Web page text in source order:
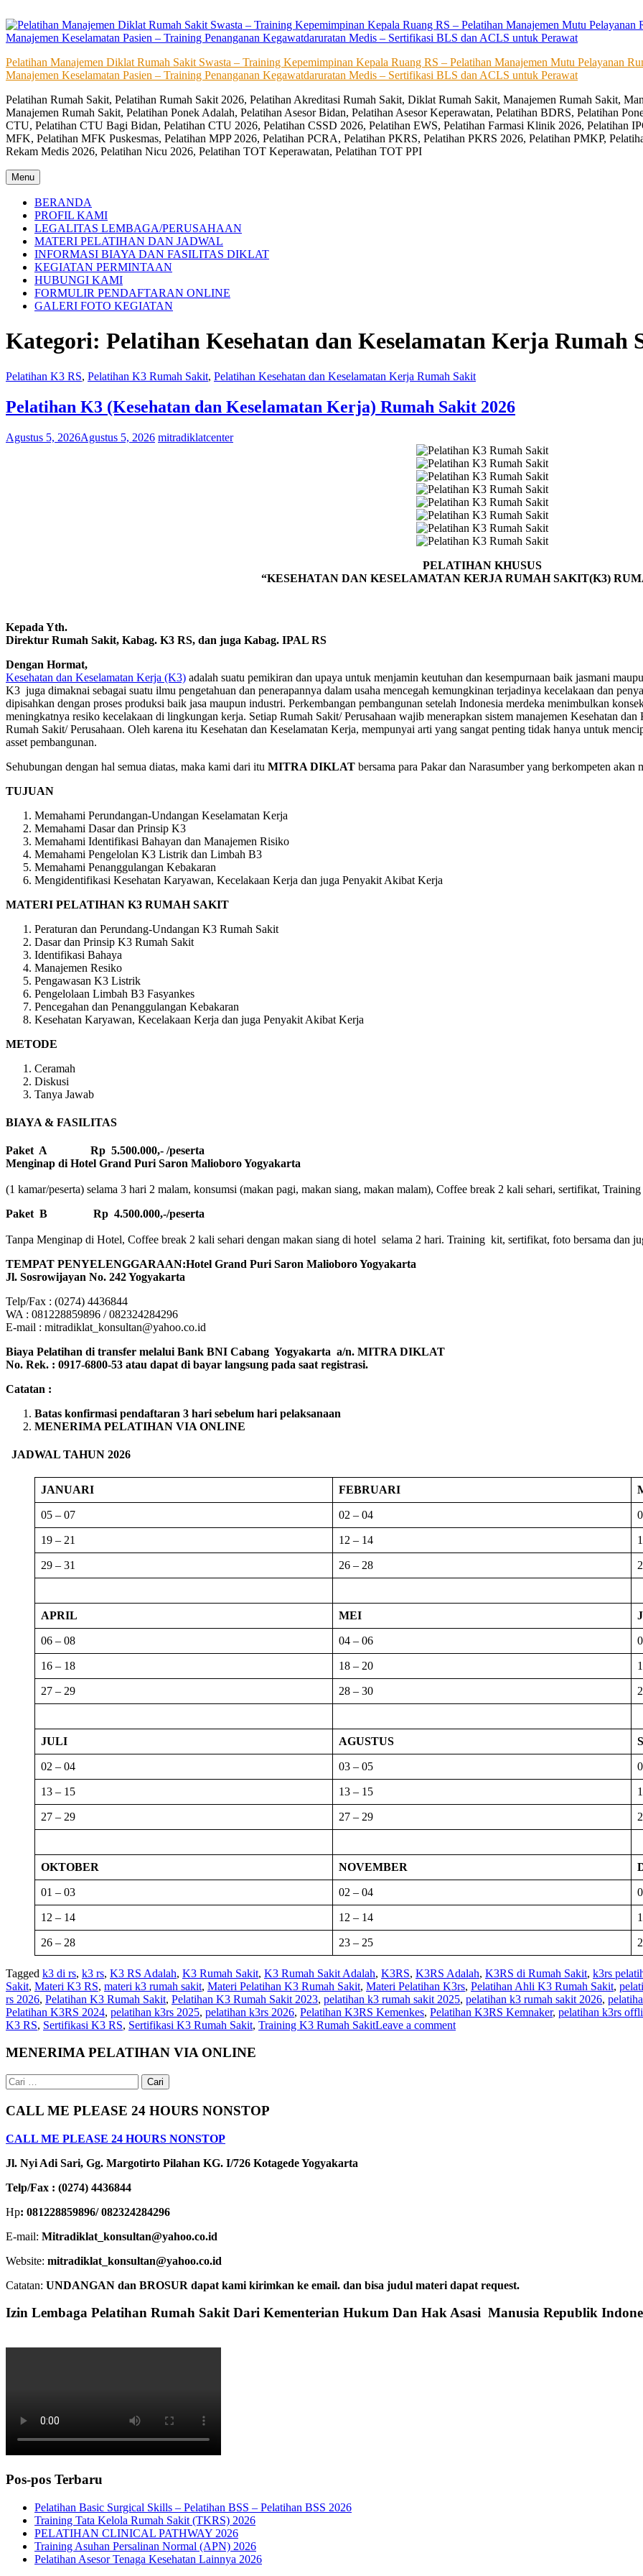
to
content
Pelatihan Manajemen Diklat Rumah Sakit Swasta – Training Kepemimpinan Kepala Ruang RS – Pelatihan Manajemen Mutu Pelayanan
Manajemen Keselamatan Pasien – Training Penanganan Kegawatdaruratan Medis – Sertifikasi BLS dan ACLS untuk Perawat
Pelatihan Rumah Sakit, Pelatihan Rumah Sakit 2026, Pelatihan Akreditasi Rumah Sakit, Diklat Rumah Sakit, Manajemen Rumah Sakit,
Manajemen Rumah Sakit, Pelatihan Ponek Adalah, Pelatihan Asesor Bidan, Pelatihan Asesor Keperawatan, Pelatihan BDRS, Pelatihan
CTU, Pelatihan CTU Bagi Bidan, Pelatihan CTU 2026, Pelatihan CSSD 2026, Pelatihan EWS, Pelatihan Farmasi Klinik 2026, Pelatihan
MFK, Pelatihan MFK Puskesmas, Pelatihan MPP 2026, Pelatihan PCRA, Pelatihan PKRS, Pelatihan PKRS 2026, Pelatihan PMKP,
Rekam Medis 2026, Pelatihan Nicu 2026, Pelatihan TOT Keperawatan, Pelatihan TOT PPI
Menu
BERANDA
PROFIL KAMI
LEGALITAS LEMBAGA/PERUSAHAAN
MATERI PELATIHAN DAN JADWAL
INFORMASI BIAYA DAN FASILITAS DIKLAT
KEGIATAN PERMINTAAN
HUBUNGI KAMI
FORMULIR PENDAFTARAN ONLINE
GALERI FOTO KEGIATAN
Kategori: Pelatihan Kesehatan dan Keselamatan Kerja Rumah
Pelatihan K3 RS, Pelatihan K3 Rumah Sakit, Pelatihan Kesehatan dan Keselamatan Kerja Rumah Sakit
Pelatihan K3 (Kesehatan dan Keselamatan Kerja) Rumah Sakit 2026
Agustus 5, 2026Agustus 5, 2026 mitradiklatcenter
PELATIHAN KHUSUS
“KESEHATAN DAN KESELAMATAN KERJA RUMAH SAKIT(K3)
Kepada Yth.
Direktur Rumah Sakit, Kabag. K3 RS, dan juga Kabag. IPAL RS
Dengan Hormat,
Kesehatan dan Keselamatan Kerja (K3) adalah suatu pemikiran dan upaya untuk menjamin keutuhan dan kesempurnaan baik jasmani
K3 juga dimaknai sebagai suatu ilmu pengetahuan dan penerapannya dalam usaha mencegah kemungkinan terjadinya kecelakaan dan
dipisahkan dengan proses produksi baik jasa maupun industri. Perkembangan pembangunan setelah Indonesia merdeka menimbulkan
meningkatnya resiko kecelakaan di lingkungan kerja. Setiap Rumah Sakit/ Perusahaan wajib menerapkan sistem manajemen Kesehatan
Rumah Sakit/ Perusahaan. Oleh karena itu Kesehatan dan Keselamatan Kerja, mempunyai arti yang sangat penting tidak hanya untuk
asset pembangunan.
Sehubungan dengan hal semua diatas, maka kami dari itu MITRA DIKLAT bersama para Pakar dan Narasumber yang berkompeten akan
TUJUAN
Memahami Perundangan-Undangan Keselamatan Kerja
Memahami Dasar dan Prinsip K3
Memahami Identifikasi Bahayan dan Manajemen Risiko
Memahami Pengelolan K3 Listrik dan Limbah B3
Memahami Penanggulangan Kebakaran
Mengidentifikasi Kesehatan Karyawan, Kecelakaan Kerja dan juga Penyakit Akibat Kerja
MATERI PELATIHAN K3 RUMAH SAKIT
Peraturan dan Perundang-Undangan K3 Rumah Sakit
Dasar dan Prinsip K3 Rumah Sakit
Identifikasi Bahaya
Manajemen Resiko
Pengawasan K3 Listrik
Pengelolaan Limbah B3 Fasyankes
Pencegahan dan Penanggulangan Kebakaran
Kesehatan Karyawan, Kecelakaan Kerja dan juga Penyakit Akibat Kerja
METODE
Ceramah
Diskusi
Tanya Jawab
BIAYA & FASILITAS
Paket A Rp 5.500.000,- /peserta
Menginap di Hotel Grand Puri Saron Malioboro Yogyakarta
(1 kamar/peserta) selama 3 hari 2 malam, konsumsi (makan pagi, makan siang, makan malam), Coffee break 2 kali sehari, sertifikat,
Paket B
Rp 4.500.000,-/peserta
Tanpa Menginap di Hotel, Coffee break 2 kali sehari dengan makan siang di hotel selama 2 hari. Training kit, sertifikat, foto bersama dan
TEMPAT PENYELENGGARAAN:Hotel Grand Puri Saron Malioboro Yogyakarta
Jl. Sosrowijayan No. 242 Yogyakarta
Telp/Fax : (0274) 4436844
WA : 081228859896 / 082324284296
E-mail : mitradiklat_konsultan@yahoo.co.id
Biaya Pelatihan di transfer melalui Bank BNI Cabang Yogyakarta a/n. MITRA DIKLAT
No. Rek. : 0917-6800-53 atau dapat di bayar langsung pada saat registrasi.
Catatan :
Batas konfirmasi pendaftaran 3 hari sebelum hari pelaksanaan
MENERIMA PELATIHAN VIA ONLINE
JADWAL TAHUN 2026
JANUARI FEBRUARI
05 – 07 02 – 04
19 – 21 12 – 14
29 – 31 26 – 28
APRIL MEI
06 – 08 04 – 06
16 – 18 18 – 20
27 – 29 28 – 30
JULI AGUSTUS
02 – 04 03 – 05
13 – 15 13 – 15
27 – 29 27 – 29
OKTOBER NOVEMBER
01 – 03 02 – 04
12 – 14 12 – 14
26 – 28 23 – 25
Tagged k3 di rs, k3 rs, K3 RS Adalah, K3 Rumah Sakit, K3 Rumah Sakit Adalah, K3RS, K3RS Adalah, K3RS di Rumah Sakit, k3rs
Sakit, Materi K3 RS, materi k3 rumah sakit, Materi Pelatihan K3 Rumah Sakit, Materi Pelatihan K3rs, Pelatihan Ahli K3 Rumah Sakit,
rs 2026, Pelatihan K3 Rumah Sakit, Pelatihan K3 Rumah Sakit 2023, pelatihan k3 rumah sakit 2025, pelatihan k3 rumah sakit 2026,
Pelatihan K3RS 2024, pelatihan k3rs 2025, pelatihan k3rs 2026, Pelatihan K3RS Kemenkes, Pelatihan K3RS Kemnaker, pelatihan k3rs
K3 RS, Sertifikasi K3 RS, Sertifikasi K3 Rumah Sakit, Training K3 Rumah SakitLeave a comment
MENERIMA PELATIHAN VIA ONLINE
Cari
untuk:
CALL ME PLEASE 24 HOURS NONSTOP
CALL ME PLEASE 24 HOURS NONSTOP
Jl. Nyi Adi Sari, Gg. Margotirto Pilahan KG. I/726 Kotagede Yogyakarta
Telp/Fax : (0274) 4436844
Hp: 081228859896/ 082324284296
E-mail: Mitradiklat_konsultan@yahoo.co.id
Website: mitradiklat_konsultan@yahoo.co.id
Catatan: UNDANGAN dan BROSUR dapat kami kirimkan ke email. dan bisa judul materi dapat request.
Izin Lembaga Pelatihan Rumah Sakit Dari Kementerian Hukum Dan Hak Asasi Manusia Republik
Pos-pos Terbaru
Pelatihan Basic Surgical Skills – Pelatihan BSS – Pelatihan BSS 2026
Training Tata Kelola Rumah Sakit (TKRS) 2026
PELATIHAN CLINICAL PATHWAY 2026
Training Asuhan Persalinan Normal (APN) 2026
Pelatihan Asesor Tenaga Kesehatan Lainnya 2026